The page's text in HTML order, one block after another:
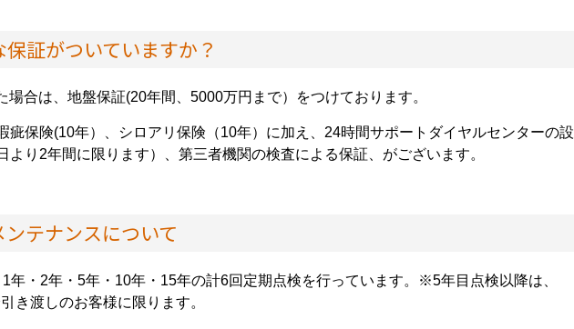
証がついていますか？
場合は、地盤保証(20年間、5000万円まで）をつけております。
疵保険(10年）、シロアリ保険（10年）に加え、24時間サポートダイヤルセンターの設
より2年間に限ります）、第三者機関の検査による保証、がございます。
テナンスについて
年・2年・5年・10年・15年の計6回定期点検を行っています。※5年目点検以降は、
き渡しのお客様に限ります。